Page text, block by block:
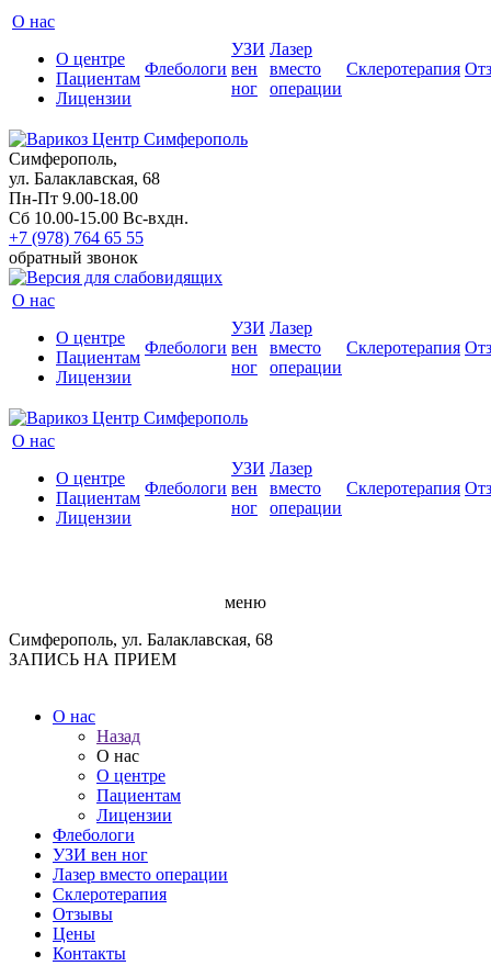
О нас
О центре
Пациентам
Лицензии
Флебологи
УЗИ
вен
ног
Лазер
вместо
операции
Склеротерапия
Симферополь,
ул. Балаклавская, 68
Пн-Пт 9.00-18.00
Сб 10.00-15.00 Вс-вхдн.
+7 (978) 764 65 55
обратный звонок
О нас
О центре
Пациентам
Лицензии
Флебологи
УЗИ
вен
ног
Лазер
вместо
операции
Склеротерапия
О нас
О центре
Пациентам
Лицензии
Флебологи
УЗИ
вен
ног
Лазер
вместо
операции
Склеротерапия
меню
Симферополь, ул. Балаклавская, 68
ЗАПИСЬ НА ПРИЕМ
О нас
Назад
О нас
О центре
Пациентам
Лицензии
Флебологи
УЗИ вен ног
Лазер вместо операции
Склеротерапия
Отзывы
Цены
Контакты